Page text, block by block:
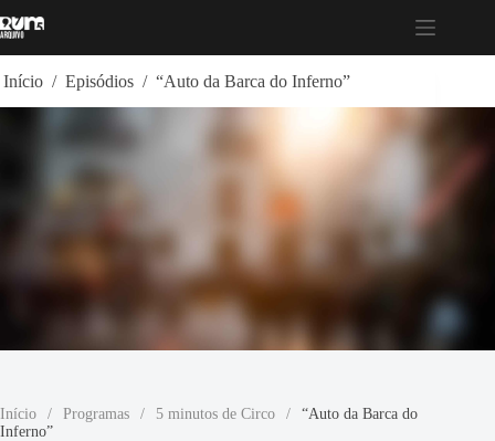
para
Início / Episódios / “Auto da Barca do Inferno”
Início / Programas / 5 minutos de Circo /
“Auto da Barca do
Inferno”